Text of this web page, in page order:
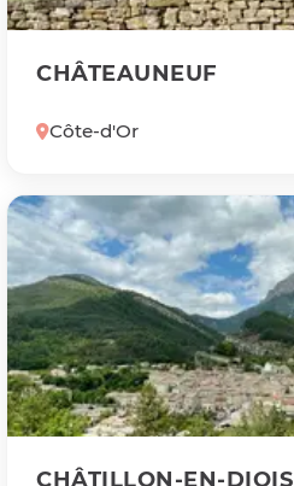
CHÂTEAUNEUF
Côte-d'Or
CHÂTILLON-EN-DIOIS